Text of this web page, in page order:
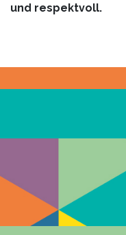
und respektvoll.